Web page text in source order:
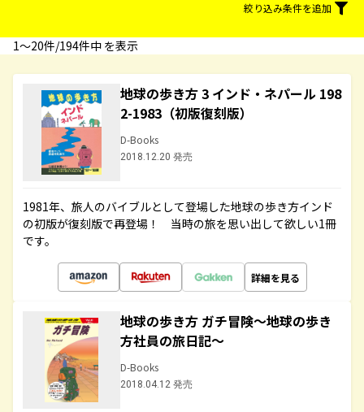
絞り込み条件を追加
1〜20件/194件中 を表示
地球の歩き方 3 インド・ネパール 198
2-1983（初版復刻版）
D-Books
2018.12.20 発売
1981年、旅人のバイブルとして登場した地球の歩き方インド
の初版が復刻版で再登場！ 当時の旅を思い出して欲しい1冊
です。
詳細を見る
地球の歩き方 ガチ冒険～地球の歩き
方社員の旅日記～
D-Books
2018.04.12 発売